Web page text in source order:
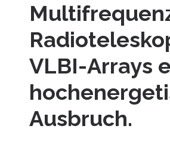
VLBI-Arrays
Ausbruch.